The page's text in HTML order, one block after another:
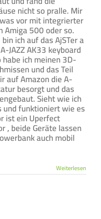
nicht so pralle. Mir
vor mit integrierter
Amiga 500 oder so.
ich auf das AjSTer a
JAZZ AK33 keyboard
ich meinen 3D-
und das Teil
auf Amazon die A-
besorgt und das
Sieht wie ich
und funktioniert wie es
ist ein Uperfect
, beide Geräte lassen
auch mobil
Weiterlesen